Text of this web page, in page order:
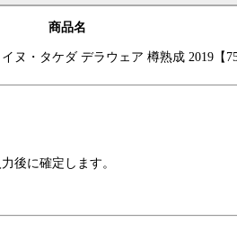
商品名
イヌ・タケ ダ デラウェア 樽熟成 2019【
後に確定します。